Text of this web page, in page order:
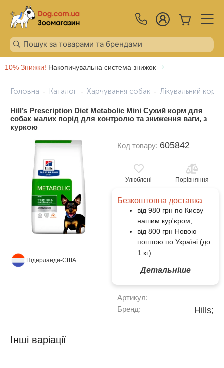
10% Знижки! Накопичувальна система знижок
Головна Каталог Харчування собак Лікувальний
Hill’s Prescription Diet Metabolic Mini Сухий корм для
собак малих порід для контролю та зниження ваги, з
куркою
Нідерланди-США
Код товару: 605842
Улюблені Порівняння
Безкоштовна доставка
від 980 грн по Києву
нашим кур'єром;
від 800 грн Новою
поштою по Україні (до
1 кг)
Детальніше
Артикул:
Бренд:
Hills;
Інші варіації